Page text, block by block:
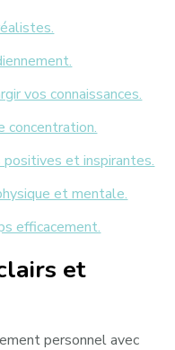
vos connaissances.
concentration.
et inspirantes.
et mentale.
efficacement.
et
personnel avec